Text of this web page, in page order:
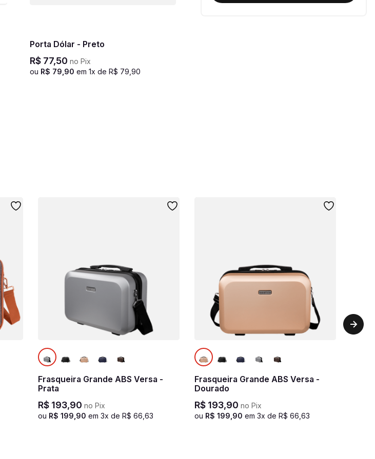
Porta Dólar - Preto
R$ 77,50 no Pix
ou R$ 79,90 em 1x de R$ 79,90
Frasqueira Grande ABS Versa -
Prata
R$ 193,90 no Pix
ou R$ 199,90 em 3x de R$ 66,63
Frasqueira Grande ABS Versa -
Dourado
R$ 193,90 no Pix
ou R$ 199,90 em 3x de R$ 66,63